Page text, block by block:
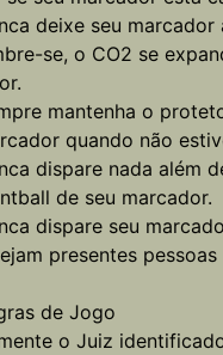
deixe seu marcador
se, o CO2 se
mantenha o
quando não
dispare nada além
de seu marcador.
dispare seu
presentes pessoas
de Jogo
o Juiz